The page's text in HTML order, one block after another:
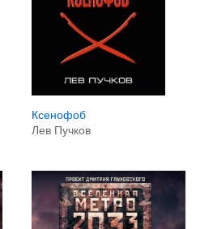
Ксенофоб
Лев Пучков